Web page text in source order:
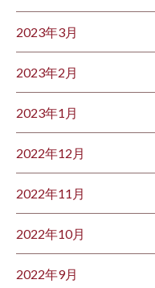
2023年3月
2023年2月
2023年1月
2022年12月
2022年11月
2022年10月
2022年9月